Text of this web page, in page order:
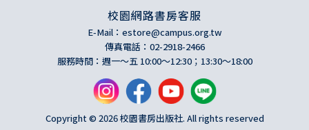
校園網路書房客服
E-Mail： estore@campus.org.tw
傳真電話：02-2918-2466
服務時間：週一～五 10:00～12:30；13:30～18:00
Copyright © 2026 校園書房出版社. All rights reserved